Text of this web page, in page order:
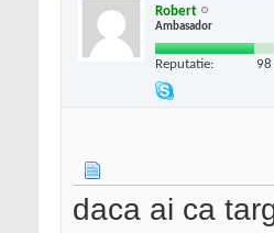
Robert
Ambasador
Reputatie: 98
daca ai ca